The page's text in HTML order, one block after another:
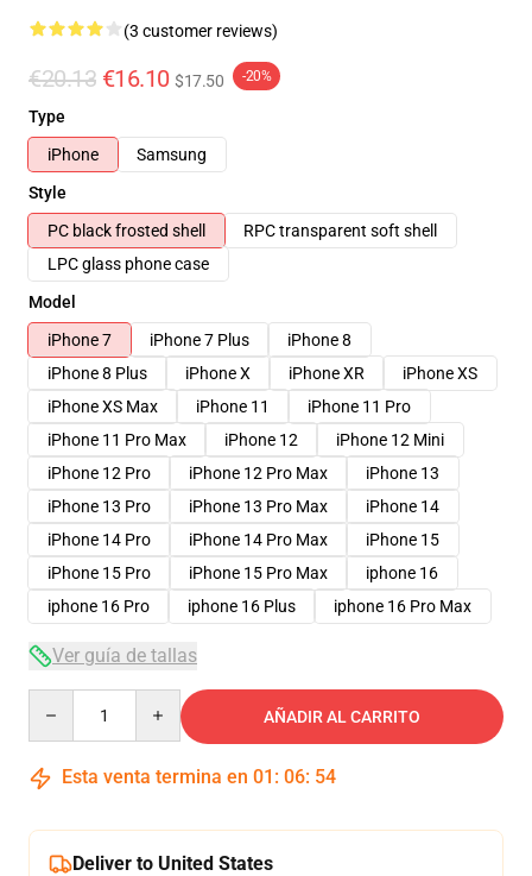
(3 customer reviews)
€20.13 €16.10 $17.50 -20%
Type
iPhone
Samsung
Style
PC black frosted shell
RPC transparent soft shell
LPC glass phone case
Model
iPhone 7
iPhone 7 Plus
iPhone 8
iPhone 8 Plus
iPhone X iPhone XR
iPhone XS
iPhone XS Max
iPhone 11
iPhone 11 Pro
iPhone 11 Pro Max
iPhone 12
iPhone 12 Mini
iPhone 12 Pro
iPhone 12 Pro Max
iPhone 13
iPhone 13 Pro
iPhone 13 Pro Max
iPhone 14
iPhone 14 Pro
iPhone 14 Pro Max
iPhone 15
iPhone 15 Pro
iPhone 15 Pro Max
iphone 16
iphone 16 Pro
iphone 16 Plus iphone 16 Pro Max
Ver guía de tallas
AÑADIR AL CARRITO
Esta venta termina en 01 : 06: 53
Deliver to United States